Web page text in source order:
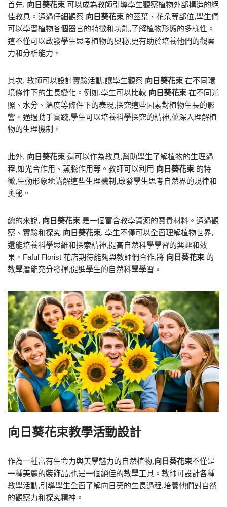
首先, 向日葵花束 可以成為教師引導學生觀察植物外部構造的絕
佳教具。通過仔細觀察 向日葵花束 的莖葉、花朵等部位,學生們
可以學習植物各個器官的特徵和功能,了解植物形態的多樣性。
這不僅可以啟發學生思考植物的奧秘,更有助於培養他們的觀察
力和分析能力。
其次, 教師可以設計實驗活動,讓學生觀察 向日葵花束 在不同環
境條件下的生長變化。例如,學生可以比較 向日葵花束 在不同光
照、水分、溫度等條件下的表現,探究這些因素對植物生長的影
響。通過動手實踐,學生可以培養科學探究的精神,並深入理解植
物的生理機制。
此外, 向日葵花束 還可以作為教具,幫助學生了解植物的生理過
程,如光合作用、蒸騰作用等。教師可以利用 向日葵花束 的特
徵,生動形象地講解這些生理機制,啟發學生思考自然界的規律和
奧秘。
總的來說, 向日葵花束 是一個富含教學資源的寶貴材料。通過觀
察、實驗和探究 向日葵花束, 學生不僅可以全面理解植物世界,
還能培養科學思維和探索精神,提高自然科學學習的興趣和效
果。Faful Florist 花店期待能夠與教師們合作,將 向日葵花束 的
教學潛能充分發揮,促進學生的自然科學學習。
向日葵花束教學活動設計
作為一種富有生命力與美學魅力的自然植物,向日葵花束不僅是
一種美麗的裝飾品,也是一個絕佳的教學工具。教師可設計各種
教學活動,引導學生全面了解向日葵的生長過程,培養他們對自然
的觀察力和探究精神。